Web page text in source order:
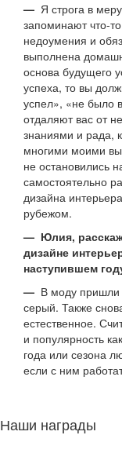
— Я строга в
запоминают что-
недоумения и
выполнена
основа будущего
успеха, то вы
успел», «не было
отдаляют вас от
знаниями и рада,
многими моими
не остановились
самостоятельно
дизайна
рубежом.
— Юлия,
дизайне
наступившем
— В моду пришли
серый. Также
естественное.
и популярность
года или сезона
если с ним
Наши награды